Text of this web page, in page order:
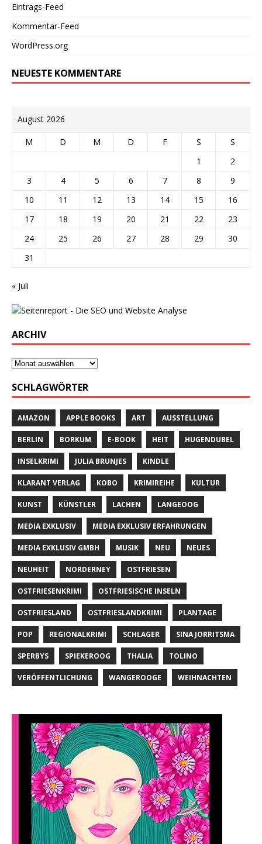
Eintrags-Feed
Kommentar-Feed
WordPress.org
NEUESTE KOMMENTARE
August 2026
M D M D F S
S
1
2
3
4 5 6 7 8
9
10
11 12 13 14 15
16
17
18 19 20 21 22
23
24
25 26 27 28 29
30
31
« Juli
ARCHIV
SCHLAGWÖRTER
AMAZON APPLE BOOKS ART AUSSTELLUNG
BERLIN BORKUM E-BOOK HEIT HUGENDUBEL
INSELKRIMI JULIA BRUNJES KINDLE
KLARANT VERLAG KOBO KRIMIREIHE KULTUR
KUNST KÜNSTLER LACHEN LANGEOOG
MEDIA EXKLUSIV MEDIA EXKLUSIV ERFAHRUNGEN
MEDIA EXKLUSIV GMBH MUSIK NEU NEUES
NEUHEIT NORDERNEY OSTFRIESEN
OSTFRIESENKRIMI OSTFRIESISCHE INSELN
OSTFRIESLAND OSTFRIESLANDKRIMI PLANTAGE
POP REGIONALKRIMI SCHLAGER SINA JORRITSMA
SPERBYS SPIEKEROOG THALIA TOLINO
VERÖFFENTLICHUNG WANGEROOGE WEIHNACHTEN